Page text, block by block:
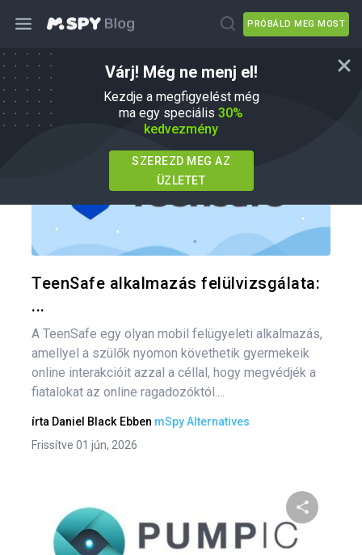
PRÓBÁLD MEG MOST
Várj! Még ne menj el!
Kezdje a megfigyelést még
ma egy speciális 30%
kedvezmény
SZEREZD MEG AZ
ÜZLETET
mSpy Alternatívák
TeenSafe alkalmazás felülvizsgálata:
...
A TeenSafe egy olyan mobil felügyeleti alkalmazás,
amellyel a szülők nyomon követhetik gyermekeik
online interakcióit azzal a céllal, hogy megvédjék a
fiatalokat az online ragadozóktól....
írta Daniel Black Ebben mSpy Alternatives
Frissítve 01 jún, 2026
Oszd